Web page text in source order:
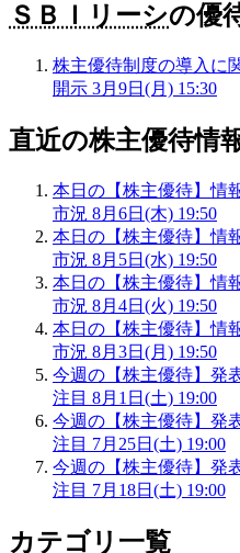
ＳＢＩリーシの優
株主優待制度の導入に
開示 3月9日(月) 15:30
直近の株主優待情
本日の【株主優待】情
市況 8月6日(木) 19:50
本日の【株主優待】情
市況 8月5日(水) 19:50
本日の【株主優待】情
市況 8月4日(火) 19:50
本日の【株主優待】情
市況 8月3日(月) 19:50
今週の【株主優待】発
注目 8月1日(土) 19:00
今週の【株主優待】発
注目 7月25日(土) 19:00
今週の【株主優待】発
注目 7月18日(土) 19:00
カテゴリ一覧